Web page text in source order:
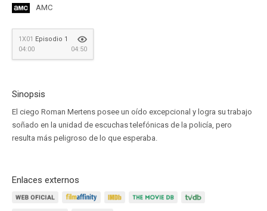
AMC
1X01 Episodio 1
04:00
04:50
Sinopsis
El ciego Roman Mertens posee un oído excepcional y logra su trabajo
soñado en la unidad de escuchas telefónicas de la policía, pero
resulta más peligroso de lo que esperaba.
Enlaces externos